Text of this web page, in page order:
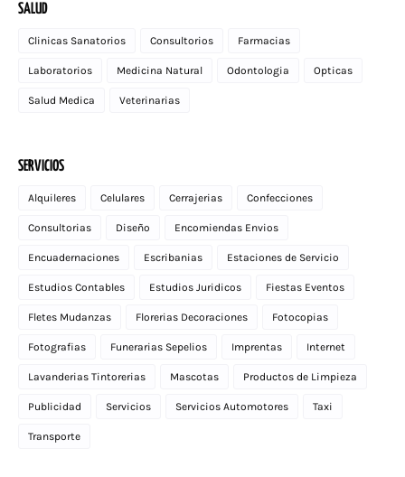
SALUD
Clinicas Sanatorios Consultorios Farmacias
Laboratorios Medicina Natural Odontologia Opticas
Salud Medica Veterinarias
SERVICIOS
Alquileres Celulares Cerrajerias Confecciones
Consultorias Diseño Encomiendas Envios
Encuadernaciones Escribanias Estaciones de Servicio
Estudios Contables Estudios Juridicos Fiestas Eventos
Fletes Mudanzas Florerias Decoraciones Fotocopias
Fotografias Funerarias Sepelios Imprentas Internet
Lavanderias Tintorerias Mascotas Productos de Limpieza
Publicidad Servicios Servicios Automotores Taxi
Transporte